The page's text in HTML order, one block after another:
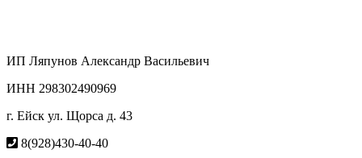
ИП Ляпунов Александр Васильевич
ИНН 298302490969
г. Ейск ул. Щорса д. 43
8(928)430-40-40